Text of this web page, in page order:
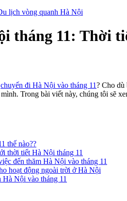
lịch vòng quanh Hà Nội
tháng 11: Thời
chuyến đi Hà Nội vào tháng 11? Cho dù
Trong bài viết này, chúng tôi sẽ
thế nào??
thời tiết Hà Nội tháng 11
đến thăm Hà Nội vào tháng 11
hoạt động ngoài trời ở Hà Nội
Nội vào tháng 11